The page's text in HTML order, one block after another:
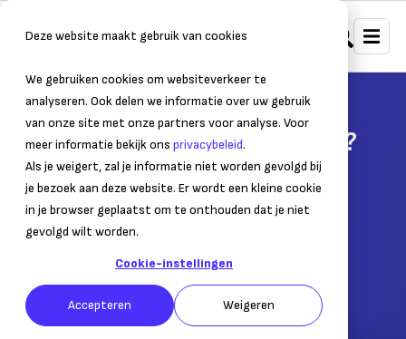
Deze website maakt gebruik van cookies
We gebruiken cookies om websiteverkeer te
analyseren. Ook delen we informatie over uw gebruik
van onze site met onze partners voor analyse. Voor
meer informatie bekijk ons privacybeleid.
Als je weigert, zal je informatie niet worden gevolgd bij
je bezoek aan deze website. Er wordt een kleine cookie
in je browser geplaatst om te onthouden dat je niet
gevolgd wilt worden.
Cookie-instellingen
Accepteren Weigeren
Home Administratie Begroten
Balans opstellen, hoe werkt dat?
En uit welke posten bestaat een balans?
25 maart 2020– Leestijd:
Laatst bijgewerkt:01 oktober 2025
Geschreven door: Martin de Coninck